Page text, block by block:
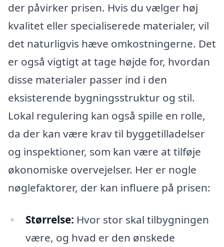
der påvirker prisen. Hvis du vælger høj
kvalitet eller specialiserede materialer, vil
det naturligvis hæve omkostningerne. Det
er også vigtigt at tage højde for, hvordan
disse materialer passer ind i den
eksisterende bygningsstruktur og stil.
Lokal regulering kan også spille en rolle,
da der kan være krav til byggetilladelser
og inspektioner, som kan være at tilføje
økonomiske overvejelser. Her er nogle
nøglefaktorer, der kan influere på prisen:
Størrelse: Hvor stor skal tilbygningen
være, og hvad er den ønskede